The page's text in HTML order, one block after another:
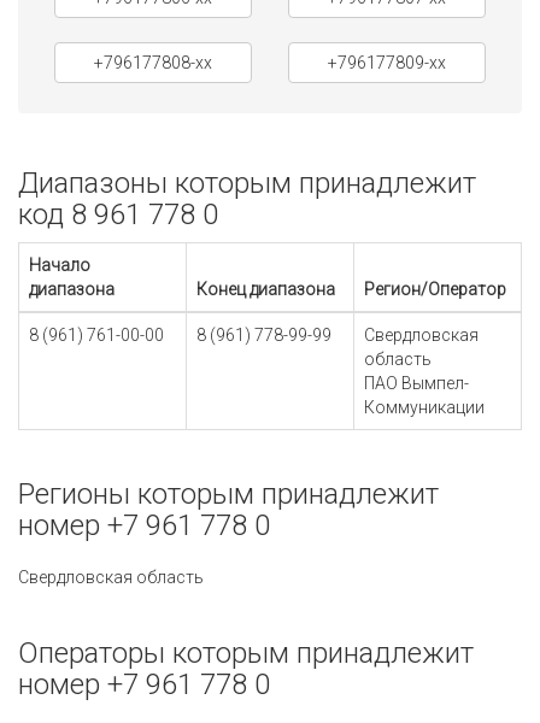
+796177808-xx +796177809-xx
Диапазоны которым принадлежит
код 8 961 778 0
Начало
диапазона
Конец диапазона Регион/Оператор
8 (961) 761-00-00 8 (961) 778-99-99
Свердловская
область
ПАО Вымпел-
Коммуникации
Регионы которым принадлежит
номер +7 961 778 0
Свердловская область
Операторы которым принадлежит
номер +7 961 778 0